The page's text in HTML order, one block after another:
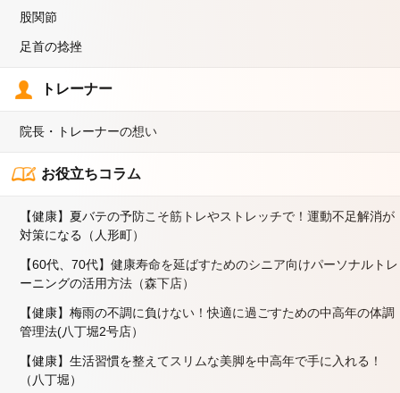
股関節
足首の捻挫
トレーナー
院長・トレーナーの想い
お役立ちコラム
【健康】夏バテの予防こそ筋トレやストレッチで！運動不足解消が
対策になる（人形町）
【60代、70代】健康寿命を延ばすためのシニア向けパーソナルトレ
ーニングの活用方法（森下店）
【健康】梅雨の不調に負けない！快適に過ごすための中高年の体調
管理法(八丁堀2号店）
【健康】生活習慣を整えてスリムな美脚を中高年で手に入れる！
（八丁堀）